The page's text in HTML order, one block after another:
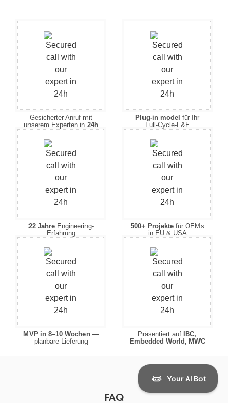
Gesicherter Anruf mit
unserem Experten in 24h
Plug-in model für Ihr
Full-Cycle-F&E
22 JahreEngineering-
Erfahrung
500+ Projektefür OEMs
in EU & USA
MVP in 8–10 Wochen —
planbare Lieferung
Präsentiert auf
IBC,
Embedded World, MWC
FAQ